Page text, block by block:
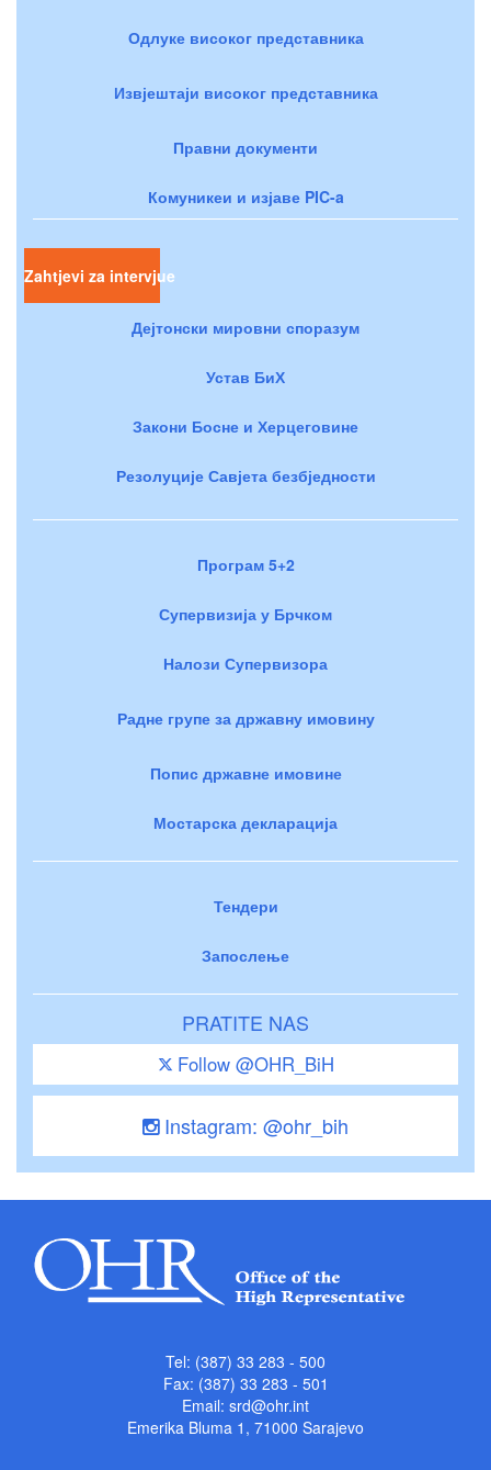
Одлуке високог представника
Извјештаји високог представника
Правни документи
Комуникеи и изјаве PIC-a
Zahtjevi za intervjue
Дејтонски мировни споразум
Устав БиХ
Закони Босне и Херцеговине
Резолуције Савјета безбједности
Програм 5+2
Супервизија у Брчком
Налози Супервизора
Радне групе за државну имовину
Попис државне имовине
Мостарска декларација
Тендери
Запослење
PRATITE NAS
Follow @OHR_BiH
Instagram: @ohr_bih
Tel: (387) 33 283 - 500
Fax: (387) 33 283 - 501
Email: srd@ohr.int
Emerika Bluma 1, 71000 Sarajevo